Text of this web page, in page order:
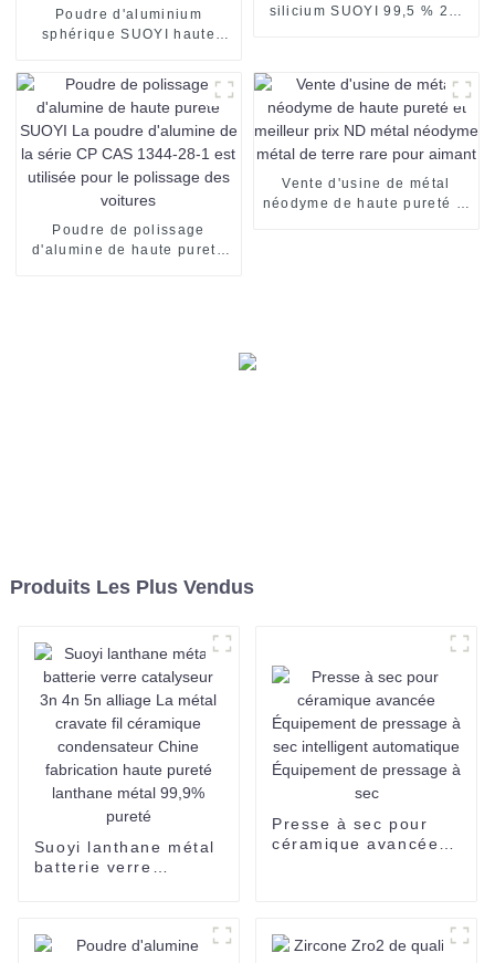
Poudre d'aluminium
sphérique SUOYI haute
argentée pour impression
3D
silicium SUOYI 99,5 % 20-
Poudre de polissage
d'alumine de haute pureté
Vente d'usine de métal
néodyme de haute pureté et
Produits Les Plus Vendus
Suoyi lanthane métal
batterie verre
cravate fil céramique
condensateur Chine
Presse à sec pour
céramique avancée
Équipement de